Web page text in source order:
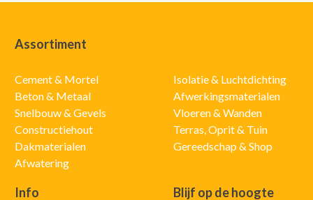
Assortiment
Cement & Mortel
Beton & Metaal
Snelbouw & Gevels
Constructiehout
Dakmaterialen
Afwatering
Isolatie & Luchtdichting
Afwerkingsmaterialen
Vloeren & Wanden
Terras, Oprit & Tuin
Gereedschap & Shop
Info Blijf op de hoogte